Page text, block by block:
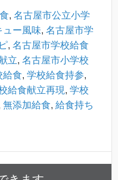
, 名古屋市公立小学
ュー風味, 名古屋市学
, 名古屋市学校給食
立, 名古屋市小学校
給食, 学校給食持参,
給食献立再現, 学校
無添加給食, 給食持ち